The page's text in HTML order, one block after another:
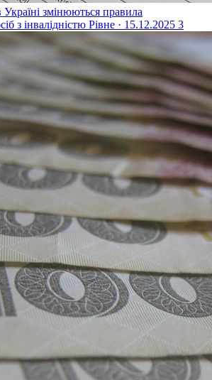
Україні змінюються правила
з інвалідністю Рівне · 15.12.2025 3